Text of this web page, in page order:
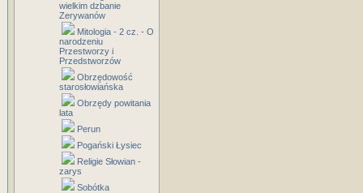
wielkim dzbanie
Zerywanów
Mitologia - 2 cz. - O
narodzeniu
Przestworzy i
Przedstworzów
Obrzędowość
starosłowiańska
Obrzędy powitania
lata
Perun
Pogański Łysiec
Religie Słowian -
zarys
Sobótka